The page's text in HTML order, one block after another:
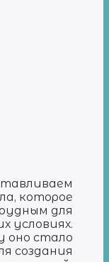
которое
для
условиях.
оно стало
создания